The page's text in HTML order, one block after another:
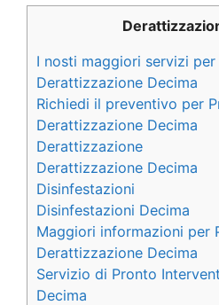
I nosti maggiori servizi
Derattizzazione Decima
Richiedi il preventivo per
Derattizzazione Decima
Derattizzazione
Derattizzazione Decima
Disinfestazioni
Disinfestazioni Decima
Maggiori informazioni per
Derattizzazione Decima
Servizio di Pronto
Decima